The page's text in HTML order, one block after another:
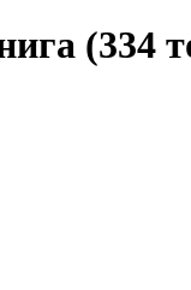
(334